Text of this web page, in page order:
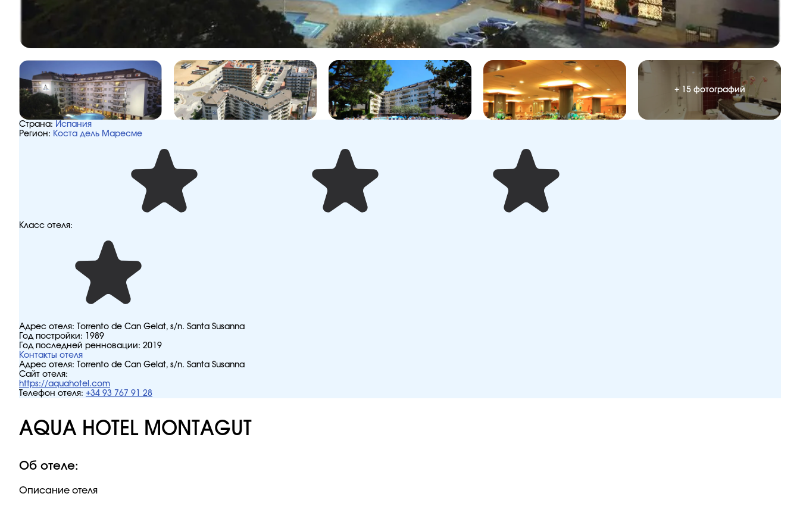
+ 15 фотографий
Страна: Испания
Регион: Коста дель Маресме
Класс отеля:
Адрес отеля:
Torrento de Can Gelat, s/n. Santa Susanna
Год постройки:
1989
Год последней ренновации: 2019
Контакты отеля
Адрес отеля:
Torrento de Can Gelat, s/n. Santa Susanna
Сайт отеля:
https://aquahotel.com
Телефон отеля: +34 93 767 91 28
AQUA HOTEL MONTAGUT
Об отеле:
Описание отеля